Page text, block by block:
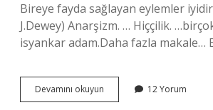
Bireye fayda sağlayan eylemler
J.Dewey) Anarşizm. … Hiççilik.
isyankar adam.Daha fazla makale…
Devamını okuyun Evrensel
Ahlak
12 Yorum